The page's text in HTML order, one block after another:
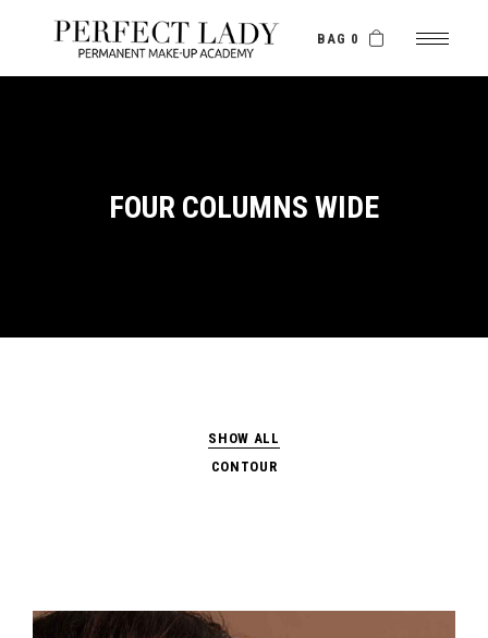
BAG 0
FOUR COLUMNS WIDE
SHOW ALL
CONTOUR